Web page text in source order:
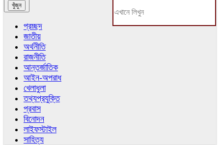
প্রচ্ছদ
জাতীয়
অর্থনীতি
রাজনীতি
আন্তর্জাতিক
আইন-অপরাধ
খেলাধুলা
তথ্যপ্রযুক্তি
প্রবাস
বিনোদন
লাইফস্টাইল
সাহিত্য